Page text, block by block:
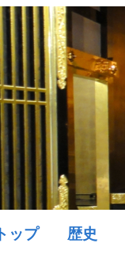
トップ 歴史